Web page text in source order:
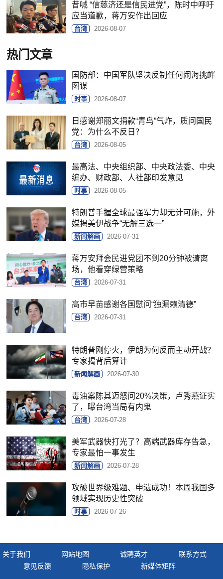
昔喊 “信慈济还是信民进党”，陈时中呼吁
应当道歉，蒋万安作出回应
台湾 2026-08-07
热门文章
国防部：中国军队坚决反制任何闹海挑衅
图谋
时事 2026-08-07
日感谢郑丽文捐款“青鸟”气炸，质问国民
党：为什么不反日？
台湾 2026-08-05
最高法、中央组织部、中央政法委、中央
编办、财政部、人社部印发意见
时事 2026-08-05
特朗普手握全球最强军力却无计可施，外
媒揭美伊战争“无解三选一”
新闻解画 2026-07-31
蒋万安拜会民进党团不到20分钟被请离
场，他看穿绿营策略
台湾 2026-07-31
高市早苗感谢各国慰问“独漏赖清德”
台湾 2026-07-31
特朗普刚停火，伊朗为何反而主动开战？
专家揭背后算计
新闻解画 2026-07-30
毒油案陈其迈怒问20%决策，卢秀燕证实
了，曝台湾当局有内鬼
台湾 2026-07-28
美军武器快打光了？高端武器库存告急，
专家最怕一事发生
新闻解画 2026-07-28
攻破世界级难题、申遗成功！本周我国多
领域实现历史性突破
时事 2026-07-26
关于我们 网站地图 诚聘英才
联系方式
意见反馈
隐私保护 新媒体矩阵